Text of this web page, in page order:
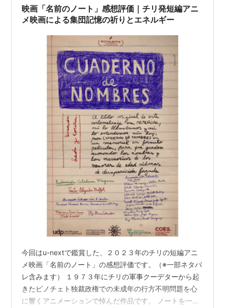
映画「名前のノート」感想評価｜チリ発短編アニ
メ映画による集団記憶の祈りとエネルギー
今回はu-nextで鑑賞した、２０２３年のチリの短編アニ
メ映画「名前のノート」の感想評価です。（※一部ネタバ
レ含みます） １９７３年にチリの軍事クーデターから起
きたピノチェト独裁政権での未成年の行方不明問題を心
に響くアニメーションで悼んだ作品です。 ノートを一枚